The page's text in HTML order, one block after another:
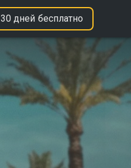
30 дней бесплатно